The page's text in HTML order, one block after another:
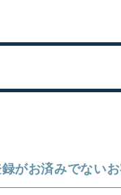
がお済みでない